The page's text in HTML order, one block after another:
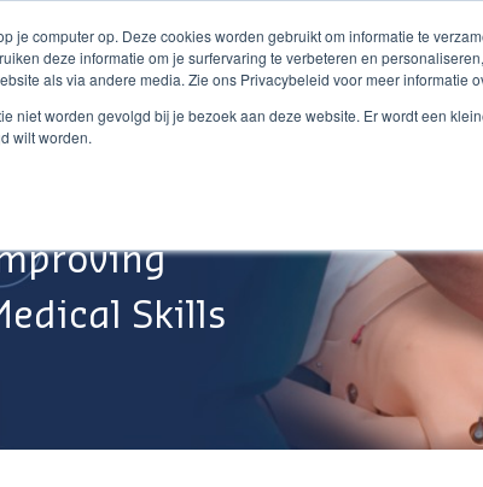
je computer op. Deze cookies worden gebruikt om informatie te
deze informatie om je surfervaring te verbeteren en
als via andere media. Zie ons Privacybeleid voor meer informatie
niet worden gevolgd bij je bezoek aan deze website. Er wordt een
wilt worden.
Skills